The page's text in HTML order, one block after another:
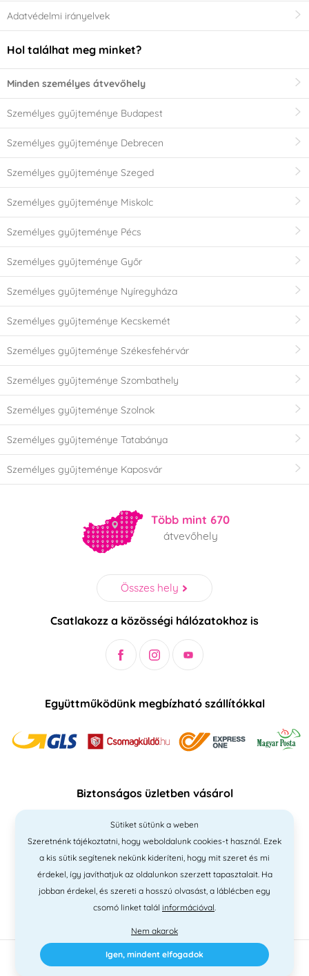
Adatvédelmi irányelvek
Hol találhat meg minket?
Minden személyes átvevőhely
Személyes gyűjteménye Budapest
Személyes gyűjteménye Debrecen
Személyes gyűjteménye Szeged
Személyes gyűjteménye Miskolc
Személyes gyűjteménye Pécs
Személyes gyűjteménye Győr
Személyes gyűjteménye Nyíregyháza
Személyes gyűjteménye Kecskemét
Személyes gyűjteménye Székesfehérvár
Személyes gyűjteménye Szombathely
Személyes gyűjteménye Szolnok
Személyes gyűjteménye Tatabánya
Személyes gyűjteménye Kaposvár
Több mint 670
átvevőhely
Összes hely
Csatlakozz a közösségi hálózatokhoz is
Együttműködünk megbízható szállítókkal
Biztonságos üzletben vásárol
2010 - 2026 © PNM International Kft. • technikai választék Simplia
Sütiket sütünk a weben
Szeretnénk tájékoztatni, hogy weboldalunk cookies-t használ. Ezek
a kis sütik segítenek nekünk kideríteni, hogy mit szeret és mi
érdekel, így javíthatjuk az oldalunkon szerzett tapasztalait. Ha
jobban érdekel, és szereti a hosszú olvasást, a láblécben egy
csomó linket talál információval.
Nem akarok
Igen, mindent elfogadok